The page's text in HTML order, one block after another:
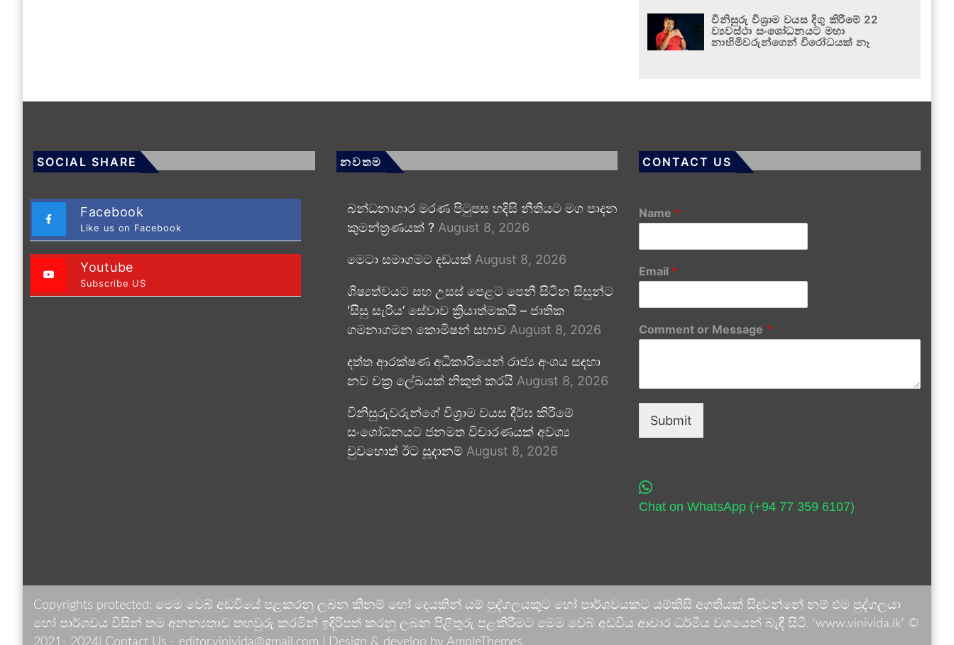
විනිසුරු විශ්‍රාම වයස දිගු කිරීමේ 22
ව්‍යවස්ථා සංශෝධනයට මහා
නාහිමිවරුන්ගෙන් විරෝධයක් නෑ
SOCIAL SHARE
Facebook
Like us on Facebook
Youtube
Subscribe US
නවතම
බන්ධනාගාර මරණ පිටුපස හදිසි නීතියට මග පාදන
කුමන්ත්‍රණයක් ? August 8, 2026
මෙටා සමාගමට දඩයක් August 8, 2026
ශිෂ්‍යත්වයට සහ උසස් පෙළට පෙනී සිටින සිසුන්ට
‘සිසු සැරිය’ සේවාව ක්‍රියාත්මකයි – ජාතික
ගමනාගමන කොමිෂන් සභාව August 8, 2026
දත්ත ආරක්ෂණ අධිකාරියෙන් රාජ්‍ය අංශය සඳහා
නව චක්‍ර ලේඛයක් නිකුත් කරයි August 8, 2026
විනිසුරුවරුන්ගේ විශ්‍රාම වයස දීර්ඝ කිරීමේ
සංශෝධනයට ජනමත විචාරණයක් අවශ්‍ය
වුවහොත් ඊට සූදානම් August 8, 2026
CONTACT US
Name *
Email *
Comment or Message *
Submit
Chat on WhatsApp (+94 77 359 6107)
Copyrights protected: මෙම වෙබ් අඩවියේ පළකරනු ලබන කිනම් හෝ දෙයකින් යම් පුද්ගලයකුට හෝ පාර්ශවයකට යම්කිසි අගතියක් සිදුවන්නේ නම් එම පුද්ගලයා
හෝ පාර්ශවය විසින් තම අනන්‍යතාව තහවුරු කරමින් ඉදිරිපත් කරනු ලබන පිළිතුරු පළකිරීමට මෙම වෙබ් අඩවිය ආචාර ධර්මීය වශයෙන් බැඳී සිටී. 'www.vinivida.lk' ©
2021- 2024| Contact Us - editor.vinivida@gmail.com |
Design & develop by AmpleThemes